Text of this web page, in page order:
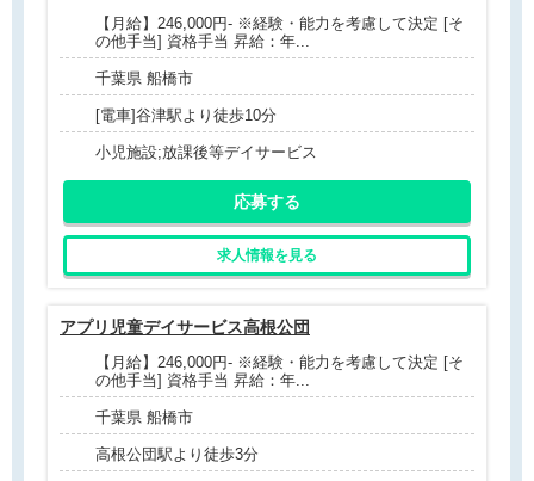
【月給】246,000円- ※経験・能力を考慮して決定 [そ
の他手当] 資格手当 昇給：年...
千葉県 船橋市
[電車]谷津駅より徒歩10分
小児施設;放課後等デイサービス
応募する
求人情報を見る
アプリ児童デイサービス高根公団
【月給】246,000円- ※経験・能力を考慮して決定 [そ
の他手当] 資格手当 昇給：年...
千葉県 船橋市
高根公団駅より徒歩3分